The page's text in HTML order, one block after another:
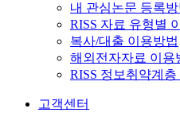
내 관심논문 등록방
RISS 자료 유형별
복사/대출 이용방법
해외전자자료 이용
RISS 정보취약계
고객센터